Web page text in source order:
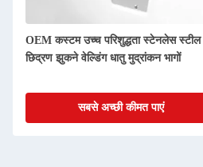
OEM कस्टम उच्च परिशुद्धता स्टेनलेस स्टील
छिद्रण झुकने वेल्डिंग धातु मुद्रांकन भागों
सबसे अच्छी कीमत पाएं